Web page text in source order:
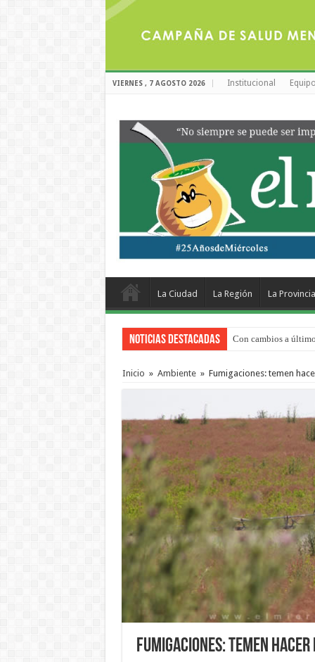
VIERNES , 7 AGOSTO 2026 Institucional
La Ciudad La Región La Provincia
Noticias Destacadas Con cambios a
Inicio » Ambiente » Fumigaciones: temen
Fumigaciones: temen